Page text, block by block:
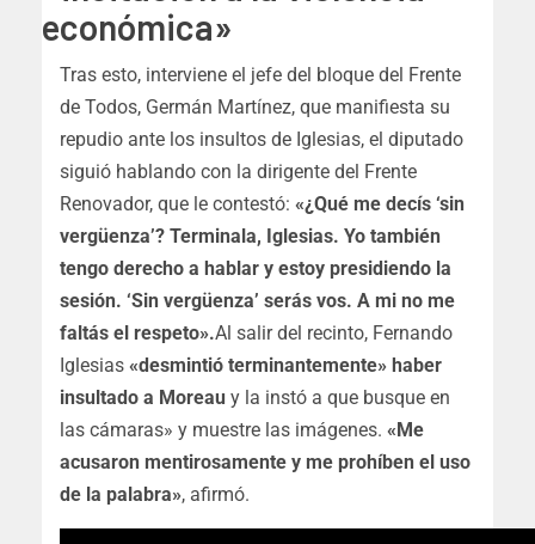
económica»
Tras esto, interviene el jefe del bloque del Frente
de Todos, Germán Martínez, que manifiesta su
repudio ante los insultos de Iglesias, el diputado
siguió hablando con la dirigente del Frente
Renovador, que le contestó: «¿Qué me decís ‘sin
vergüenza’? Terminala, Iglesias. Yo también
tengo derecho a hablar y estoy presidiendo la
sesión. ‘Sin vergüenza’ serás vos. A mi no me
faltás el respeto».Al salir del recinto, Fernando
Iglesias «desmintió terminantemente» haber
insultado a Moreau y la instó a que busque en
las cámaras» y muestre las imágenes. «Me
acusaron mentirosamente y me prohíben el uso
de la palabra», afirmó.